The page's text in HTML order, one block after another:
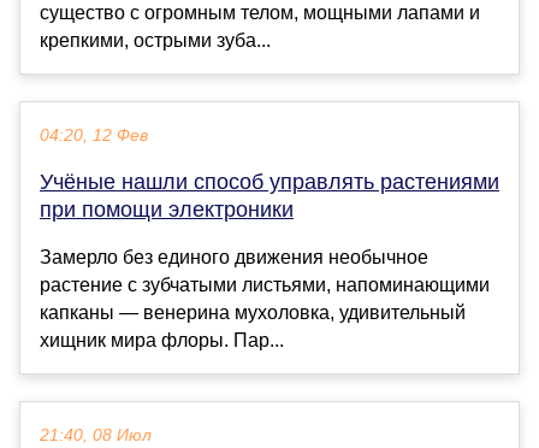
существо с огромным телом, мощными лапами и
крепкими, острыми зуба...
04:20, 12 Фев
Учёные нашли способ управлять растениями
при помощи электроники
Замерло без единого движения необычное
растение с зубчатыми листьями, напоминающими
капканы — венерина мухоловка, удивительный
хищник мира флоры. Пар...
21:40, 08 Июл